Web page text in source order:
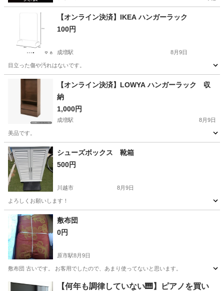
【オンライン決済】IKEA ハンガーラック
100円
成増駅 8月9日
目立った傷や汚れはないです。
埼玉 和光市 成増駅 収納家具
【オンライン決済】LOWYA ハンガーラック 収
納
1,000円
成増駅 8月9日
美品です。
埼玉 和光市 収納家具 ロウヤ
シューズボックス 靴箱
500円
川越市 8月9日
よろしくお願いします！
埼玉 川越市 家具
敷布団
0円
原市駅8月9日
敷布団 古いです。 お客用でしたので、あまり使ってないと思います。
埼玉 上尾市 原市駅 寝具 敷布団
【何年も調律していない🎹】ピアノを買い